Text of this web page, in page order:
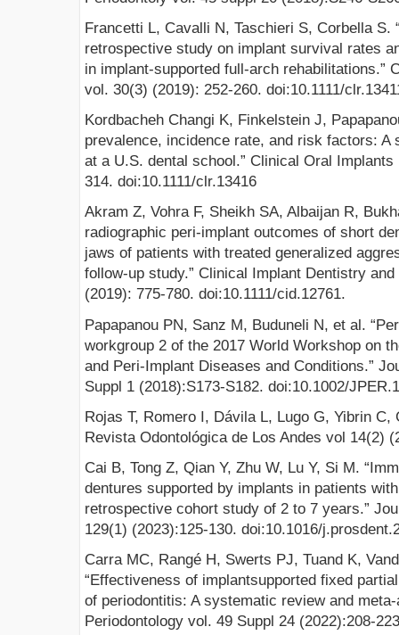
Francetti L, Cavalli N, Taschieri S, Corbella S.
retrospective study on implant survival rates
in implant-supported full-arch rehabilitations.”
vol. 30(3) (2019): 252-260. doi:10.1111/
Kordbacheh Changi K, Finkelstein J,
prevalence, incidence rate, and risk factors:
at a U.S. dental school.” Clinical Oral
314. doi:10.1111/clr.13416
Akram Z, Vohra F, Sheikh SA, Albaijan R,
radiographic peri-implant outcomes of short
jaws of patients with treated generalized
follow-up study.” Clinical Implant Dentistry
(2019): 775-780. doi:10.1111/cid.12761.
Papapanou PN, Sanz M, Buduneli N, et al.
workgroup 2 of the 2017 World Workshop on
and Peri-Implant Diseases and Conditions.”
Suppl 1 (2018):S173-S182. doi:10.1002/
Rojas T, Romero I, Dávila L, Lugo G, Yibrin C,
Revista Odontológica de Los Andes vol 14(2)
Cai B, Tong Z, Qian Y, Zhu W, Lu Y, Si M.
dentures supported by implants in patients
retrospective cohort study of 2 to 7 years.”
129(1) (2023):125-130. doi:10.1016/
Carra MC, Rangé H, Swerts PJ, Tuand K,
“Effectiveness of implantsupported fixed
of periodontitis: A systematic review and
Periodontology vol. 49 Suppl 24 (2022):208-